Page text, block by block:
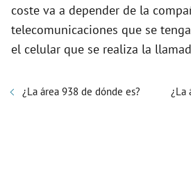
coste va a depender de la
telecomunicaciones que se
el celular que se realiza la
¿La área 938 de dónde es? ¿La